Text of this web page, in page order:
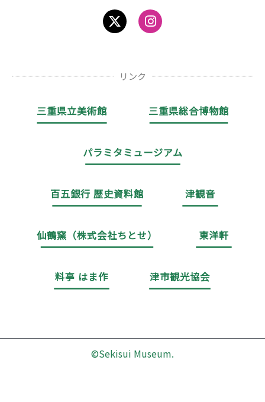
リンク
三重県立美術館 三重県総合博物館
パラミタミュージアム
百五銀行 歴史資料館 津観音
仙鶴窯（株式会社ちとせ） 東洋軒
料亭 はま作 津市観光協会
©Sekisui Museum.